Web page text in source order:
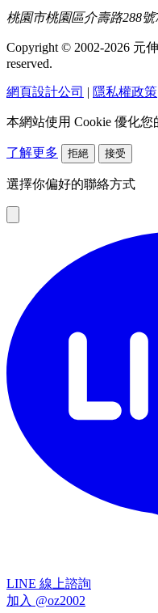
桃園市桃園區介壽路288號
Copyright © 2002-2026 元
reserved.
網頁設計公司 | 隱私權政策
本網站使用 Cookie 優化您
了解更多 拒絕 接受
選擇你偏好的聯絡方式
LINE 線上諮詢
加入 @oz2002